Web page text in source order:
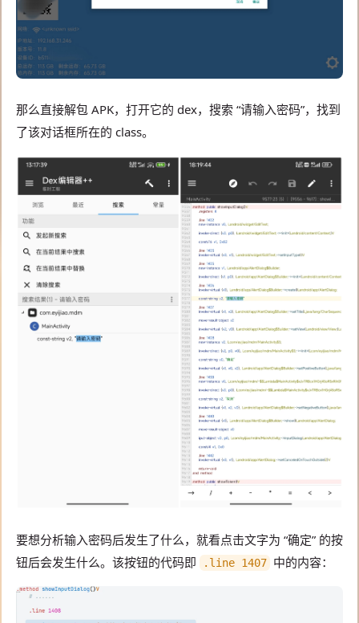
那么直接解包 APK，打开它的 dex，搜索 “请输入密码”，找到
了该对话框所在的 class。
要想分析输入密码后发生了什么，就看点击文字为 “确定” 的按
钮后会发生什么。该按钮的代码即
.line 1407 中的内容：